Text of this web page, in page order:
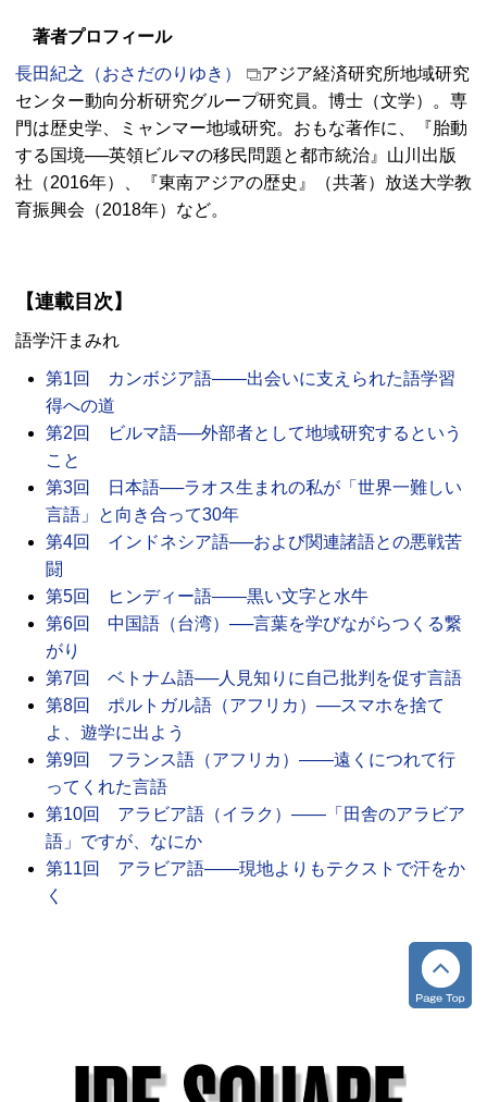
著者プロフィール
長田紀之（おさだのりゆき）
アジア経済研究所地域研究
センター動向分析研究グループ研究員。博士（文学）。専
門は歴史学、ミャンマー地域研究。おもな著作に、『胎動
する国境──英領ビルマの移民問題と都市統治』山川出版
社（2016年）、『東南アジアの歴史』（共著）放送大学教
育振興会（2018年）など。
【連載目次】
語学汗まみれ
第1回 カンボジア語――出会いに支えられた語学習
得への道
第2回 ビルマ語──外部者として地域研究するという
こと
第3回 日本語──ラオス生まれの私が「世界一難しい
言語」と向き合って30年
第4回 インドネシア語──および関連諸語との悪戦苦
闘
第5回 ヒンディー語――黒い文字と水牛
第6回 中国語（台湾）──言葉を学びながらつくる繋
がり
第7回 ベトナム語──人見知りに自己批判を促す言語
第8回 ポルトガル語（アフリカ）──スマホを捨て
よ、遊学に出よう
第9回 フランス語（アフリカ）――遠くにつれて行
ってくれた言語
第10回 アラビア語（イラク）――「田舎のアラビア
語」ですが、なにか
第11回 アラビア語――現地よりもテクストで汗をか
く